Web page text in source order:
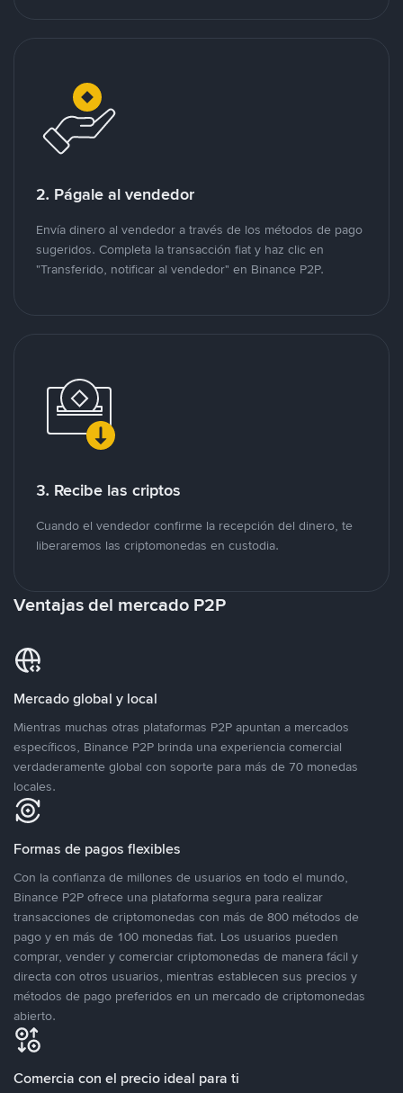
2. Págale al vendedor
Envía dinero al vendedor a través de los métodos de pago
sugeridos. Completa la transacción fiat y haz clic en
"Transferido, notificar al vendedor" en Binance P2P.
3. Recibe las criptos
Cuando el vendedor confirme la recepción del dinero, te
liberaremos las criptomonedas en custodia.
Ventajas del mercado P2P
Mercado global y local
Mientras muchas otras plataformas P2P apuntan a mercados
específicos, Binance P2P brinda una experiencia comercial
verdaderamente global con soporte para más de 70 monedas
locales.
Formas de pagos flexibles
Con la confianza de millones de usuarios en todo el mundo,
Binance P2P ofrece una plataforma segura para realizar
transacciones de criptomonedas con más de 800 métodos de
pago y en más de 100 monedas fiat. Los usuarios pueden
comprar, vender y comerciar criptomonedas de manera fácil y
directa con otros usuarios, mientras establecen sus precios y
métodos de pago preferidos en un mercado de criptomonedas
abierto.
Comercia con el precio ideal para ti